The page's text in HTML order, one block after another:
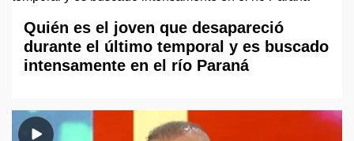
Quién es el joven que desapareció
durante el último temporal y es buscado
intensamente en el río Paraná